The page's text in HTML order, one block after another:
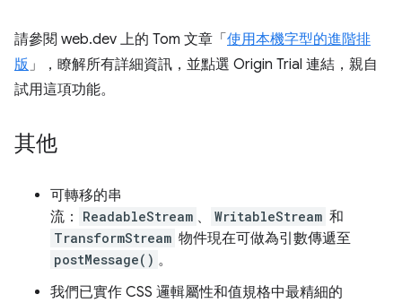
請參閱 web.dev 上的 Tom 文章「 使用本機字型的進階排
版」，瞭解所有詳細資訊，並點選 Origin Trial 連結，親自
試用這項功能。
其他
可轉移的串
流：
ReadableStream 、 WritableStream 和
TransformStream 物件現在可做為引數傳遞至
postMessage() 。
我們已實作 CSS 邏輯屬性和值規格中最精細的